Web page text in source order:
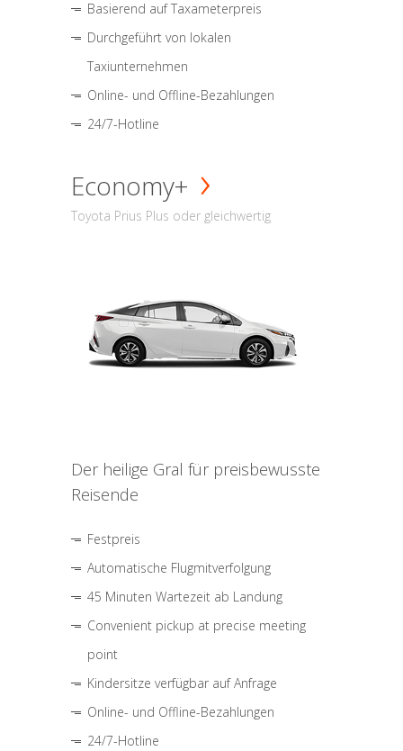
Basierend auf Taxameterpreis
Durchgeführt von lokalen
Taxiunternehmen
Online- und Offline-Bezahlungen
24/7-Hotline
Economy+
Toyota Prius Plus oder gleichwertig
Der heilige Gral für preisbewusste
Reisende
Festpreis
Automatische Flugmitverfolgung
45 Minuten Wartezeit ab Landung
Convenient pickup at precise meeting
point
Kindersitze verfügbar auf Anfrage
Online- und Offline-Bezahlungen
24/7-Hotline